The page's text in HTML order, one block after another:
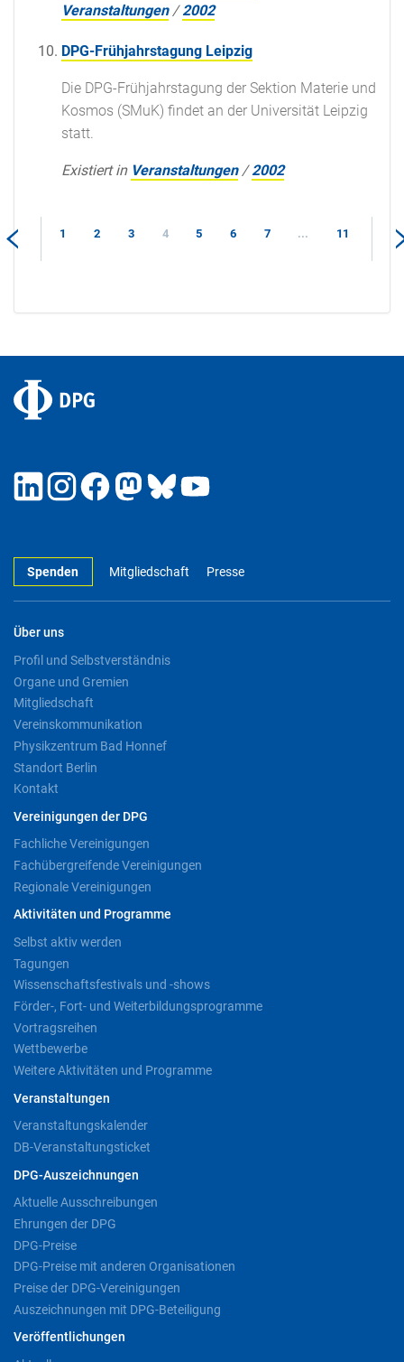
Veranstaltungen /2002
DPG-Frühjahrstagung Leipzig
Die DPG-Frühjahrstagung der Sektion Materie und
Kosmos (SMuK) findet an der Universität Leipzig
statt.
Existiert in Veranstaltungen /2002
1 2 3 4 5 6 7 ... 11
Spenden Mitgliedschaft Presse
Über uns
Profil und Selbstverständnis
Organe und Gremien
Mitgliedschaft
Vereinskommunikation
Physikzentrum Bad Honnef
Standort Berlin
Kontakt
Vereinigungen der DPG
Fachliche Vereinigungen
Fachübergreifende Vereinigungen
Regionale Vereinigungen
Aktivitäten und Programme
Selbst aktiv werden
Tagungen
Wissenschaftsfestivals und -shows
Förder-, Fort- und Weiterbildungsprogramme
Vortragsreihen
Wettbewerbe
Weitere Aktivitäten und Programme
Veranstaltungen
Veranstaltungskalender
DB-Veranstaltungsticket
DPG-Auszeichnungen
Aktuelle Ausschreibungen
Ehrungen der DPG
DPG-Preise
DPG-Preise mit anderen Organisationen
Preise der DPG-Vereinigungen
Auszeichnungen mit DPG-Beteiligung
Veröffentlichungen